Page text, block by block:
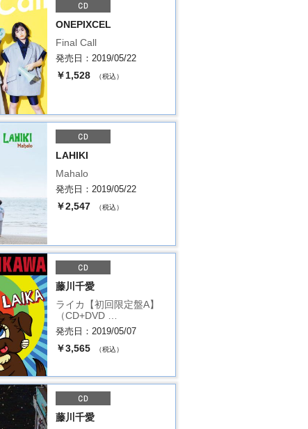
ONEPIXCEL
Final Call
発売日：2019/05/22
￥1,528 （税込）
LAHIKI
Mahalo
発売日：2019/05/22
￥2,547 （税込）
藤川千愛
ライカ【初回限定盤A】
（CD+DVD …
発売日：2019/05/07
￥3,565 （税込）
藤川千愛